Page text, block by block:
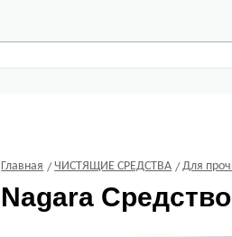
Главная ЧИСТЯЩИЕ СРЕДСТВА Для
Nagara